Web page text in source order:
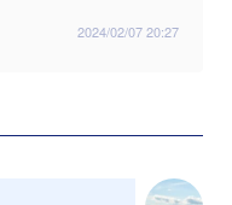
2024/02/07 20:27